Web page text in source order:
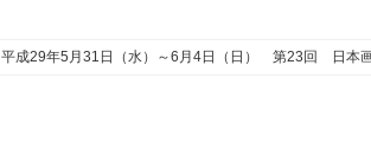
平成29年5月31日（水）～6月4日（日） 第23回 日本